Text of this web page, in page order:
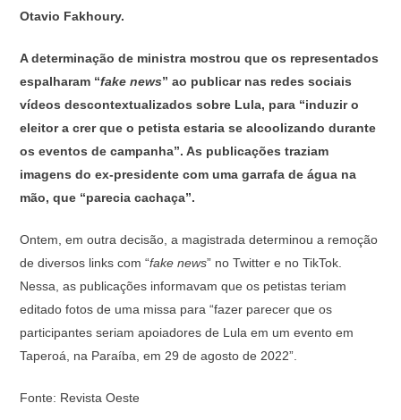
Otavio Fakhoury.
A determinação de ministra mostrou que os representados
espalharam “fake news” ao publicar nas redes sociais
vídeos descontextualizados sobre Lula, para “induzir o
eleitor a crer que o petista estaria se alcoolizando durante
os eventos de campanha”. As publicações traziam
imagens do ex-presidente com uma garrafa de água na
mão, que “parecia cachaça”.
Ontem, em outra decisão, a magistrada determinou a remoção
de diversos links com “fake news” no Twitter e no TikTok.
Nessa, as publicações informavam que os petistas teriam
editado fotos de uma missa para “fazer parecer que os
participantes seriam apoiadores de Lula em um evento em
Taperoá, na Paraíba, em 29 de agosto de 2022”.
Fonte: Revista Oeste